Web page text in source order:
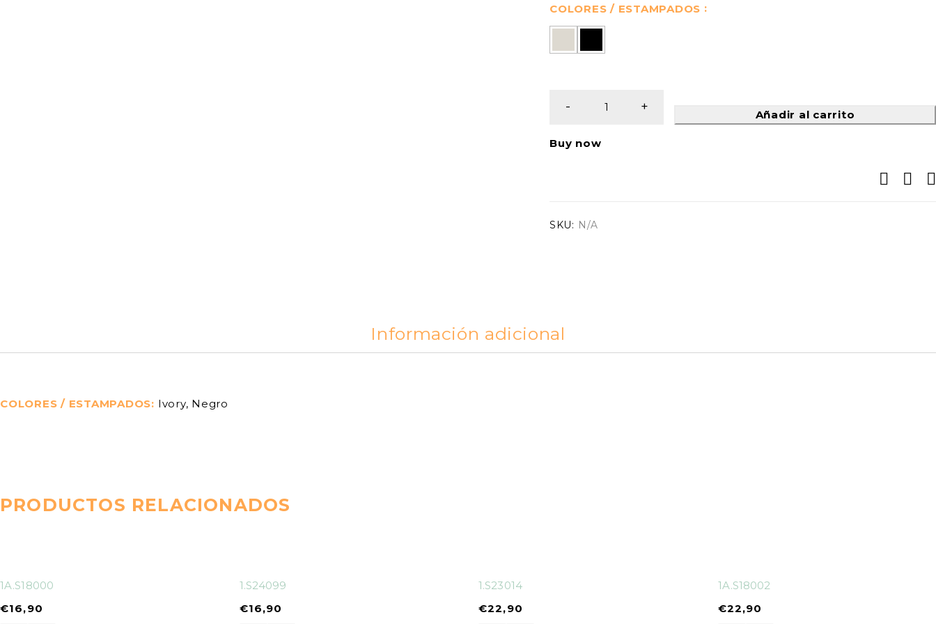
COLORES / ESTAMPADOS
Añadir al carrito
Buy now
SKU: N/A
Información adicional
COLORES / ESTAMPADOS Ivory, Negro
PRODUCTOS RELACIONADOS
1A.S18000
€16,90
1.S24099
€16,90
1.S23014
€22,90
1A.S18002
€22,90